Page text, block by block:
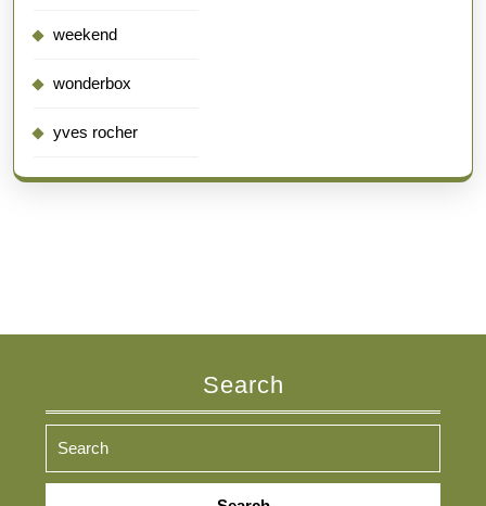
weekend
wonderbox
yves rocher
Search
Search